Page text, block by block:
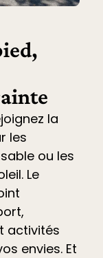
la
les
ou les
Le
activités
envies. Et